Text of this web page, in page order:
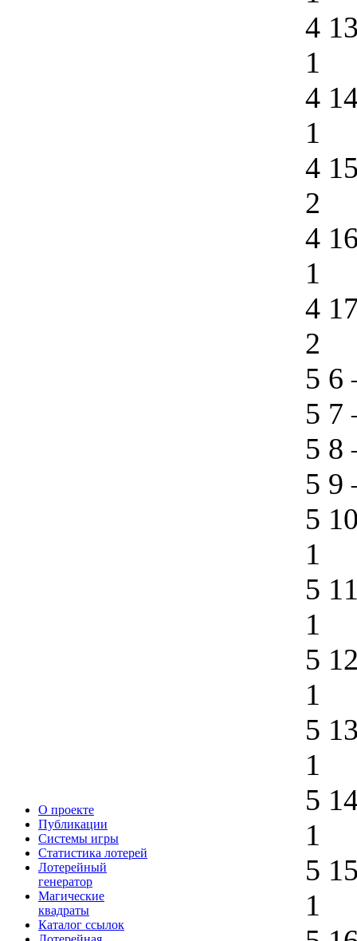
О проекте
Публикации
Системы игры
Статистика лотерей
Лотерейный
генератор
Магические
квадраты
Каталог ссылок
4
1
4
1
4
2
4
1
4
2
5 6
5 7
5 8
5 9
5
1
5
1
5
1
5
1
5
1
5
1